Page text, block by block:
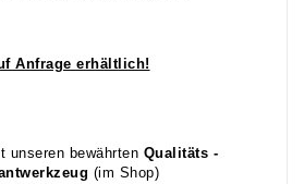
Anfrage erhältlich!
unseren bewährten Qualitäts -
(im Shop)